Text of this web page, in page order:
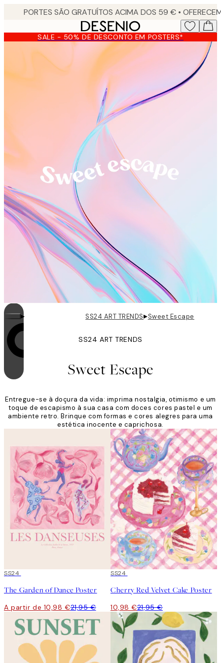
content. SALE - 50% DE DESCONTO EM POSTERS*
O loop está ativado
▸ SS24 ART TRENDS▸Sweet Escape
SS24 ART TRENDS
Sweet Escape
Entregue-se à doçura da vida: imprima nostalgia, otimismo e um
toque de escapismo à sua casa com doces cores pastel e um
ambiente retro. Brinque com formas e cores alegres para uma
estética inocente e caprichosa.
50%*
SS24
The Garden of Dance Poster
A partir de 10,98 €21,95 €
50%*
SS24
Cherry Red Velvet Cake Poster
10,98 €21,95 €